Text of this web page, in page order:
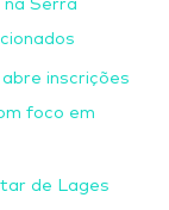
na Serra
inscrições
foco em
de Lages